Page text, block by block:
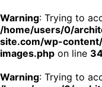
Warning: Trying to
/home/users/0/
site.com/wp-
images.php on line
Warning: Trying to